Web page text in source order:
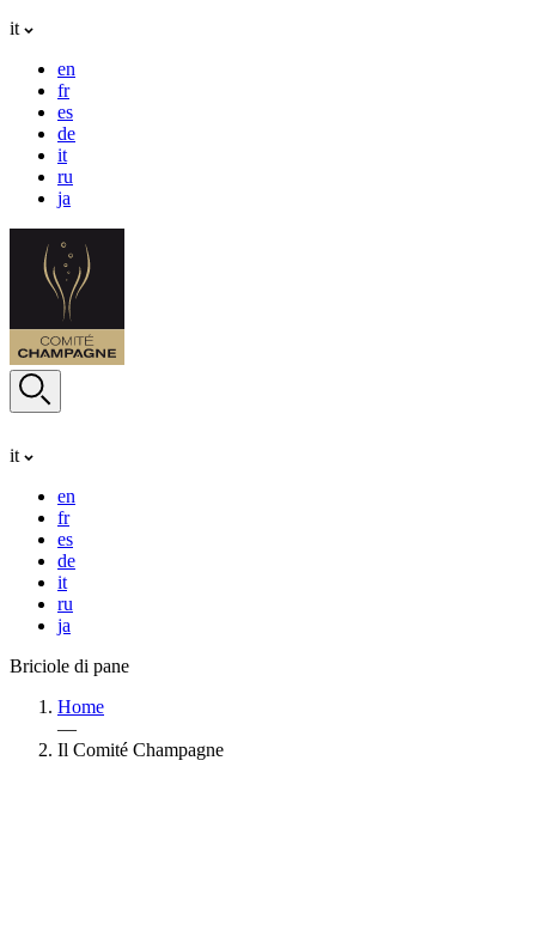
it
en
fr
es
de
it
ru
ja
it
en
fr
es
de
it
ru
ja
Briciole di pane
Home
—
Il Comité Champagne